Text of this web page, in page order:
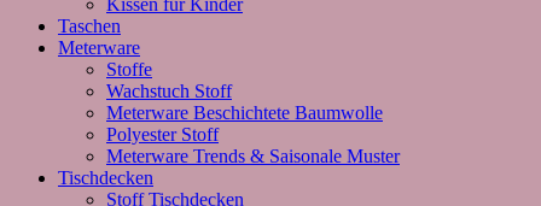
Taschen
Meterware
Stoffe
Wachstuch Stoff
Meterware Beschichtete Baumwolle
Polyester Stoff
Meterware Trends & Saisonale Muster
Tischdecken
Stoff Tischdecken